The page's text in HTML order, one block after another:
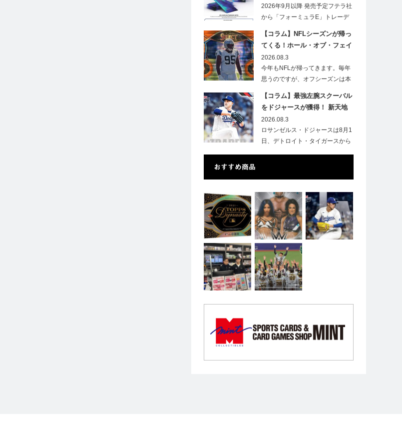
2026年9月以降 発売予定フテラ社
から「フォーミュラE」トレーデ
【コラム】NFLシーズンが帰っ
てくる！ホール・オブ・フェイ
ムゲームで注目したい7選手
2026.08.3
今年もNFLが帰ってきます。毎年
思うのですが、オフシーズンは本
【コラム】最強左腕スクーバル
をドジャースが獲得！ 新天地
での初トレカは「Go Blue !」
のインスク入り！
2026.08.3
ロサンゼルス・ドジャースは8月1
日、デトロイト・タイガースから
おすすめ商品